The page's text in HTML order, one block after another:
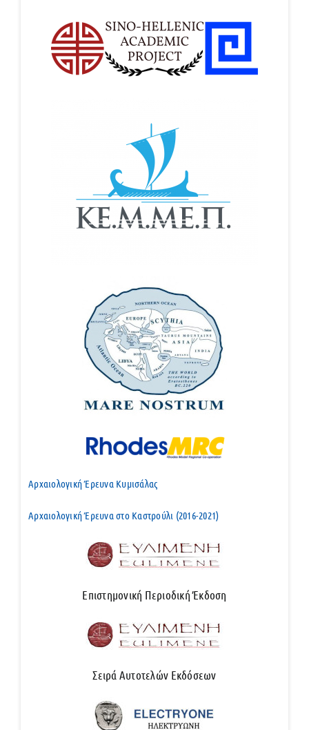
Αρχαιολογική Έρευνα Κυμισάλας
Αρχαιολογική Έρευνα στο Καστρούλι (2016-2021)
Επιστημονική Περιοδική Έκδοση
Σειρά Αυτοτελών Εκδόσεων